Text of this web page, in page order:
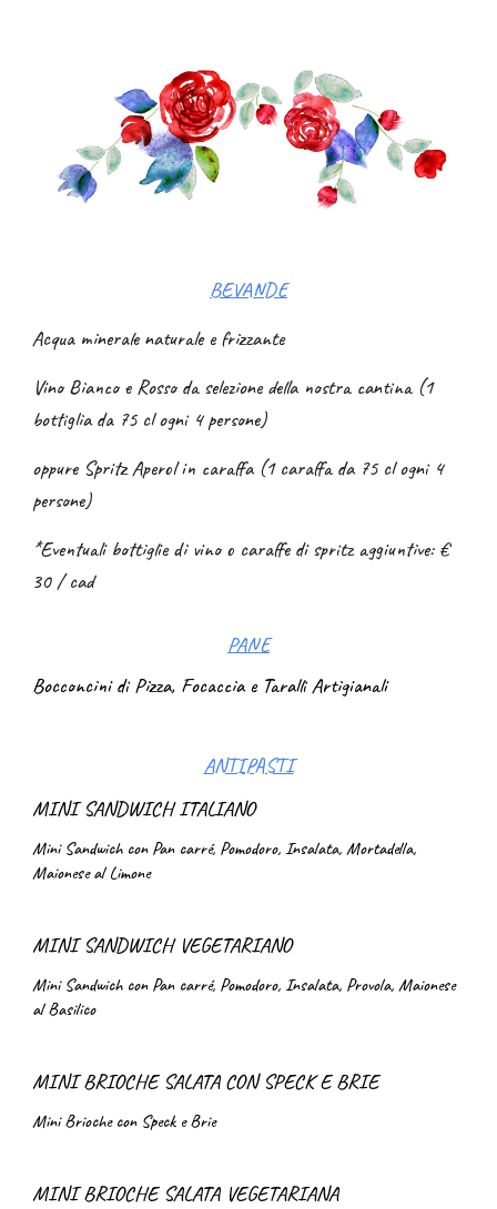
BEVANDE
Acqua minerale naturale e frizzante
Vino Bianco e Rosso da selezione della nostra cantina (1
bottiglia da 75 cl ogni 4 persone)
oppure Spritz Aperol in caraffa (1 caraffa da 75 cl ogni 4
persone)
*Eventuali bottiglie di vino o caraffe di spritz aggiuntive: €
30 / cad
PANE
Bocconcini di Pizza, Focaccia e Taralli Artigianali
ANTIPASTI
MINI SANDWICH ITALIANO
Mini Sandwich con Pan carré, Pomodoro, Insalata, Mortadella,
Maionese al Limone
MINI SANDWICH VEGETARIANO
Mini Sandwich con Pan carré, Pomodoro, Insalata, Provola, Maionese
al Basilico
MINI BRIOCHE SALATA CON SPECK E BRIE
Mini Brioche con Speck e Brie
MINI BRIOCHE SALATA VEGETARIANA